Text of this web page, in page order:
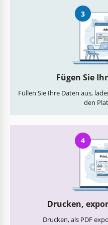
3
Fügen Sie
Füllen Sie Ihre Daten aus,
den
4
Drucken,
Drucken, als PDF